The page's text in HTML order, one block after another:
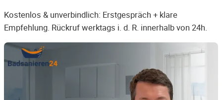
Kostenlos & unverbindlich: Erstgespräch + klare
Empfehlung. Rückruf werktags i. d. R. innerhalb von 24h.